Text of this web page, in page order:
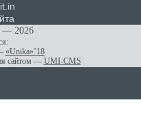
— 2026
«Unika»’18
сайтом — UMI-CMS